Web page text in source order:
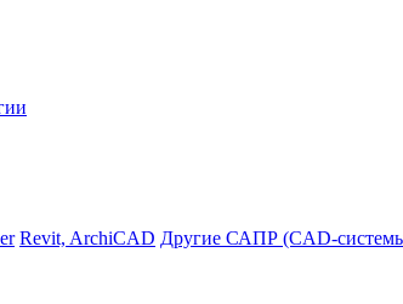
Revit, ArchiCAD Другие САПР (CAD-